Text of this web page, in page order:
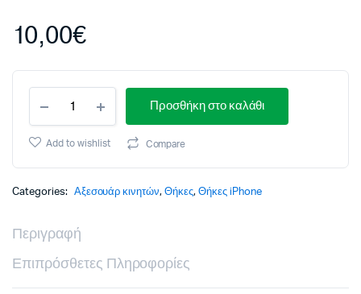
10,00€
SENSO
NOBLE
CASE
REDMI
SPECIAL
backcover
Προσθήκη στο καλάθι
Add to wishlist Compare
Categories: Αξεσουάρ κινητών,Θήκες, Θήκες iPhone
Περιγραφή
Επιπρόσθετες Πληροφορίες